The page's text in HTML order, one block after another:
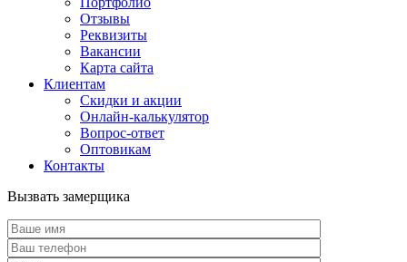
Отзывы
Реквизиты
Вакансии
Карта сайта
Клиентам
Скидки и акции
Онлайн-калькулятор
Вопрос-ответ
Оптовикам
Контакты
Вызвать замерщика